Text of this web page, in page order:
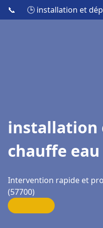
📞 🕒 installation et
installation
chauffe
Intervention rapide et
(57700)